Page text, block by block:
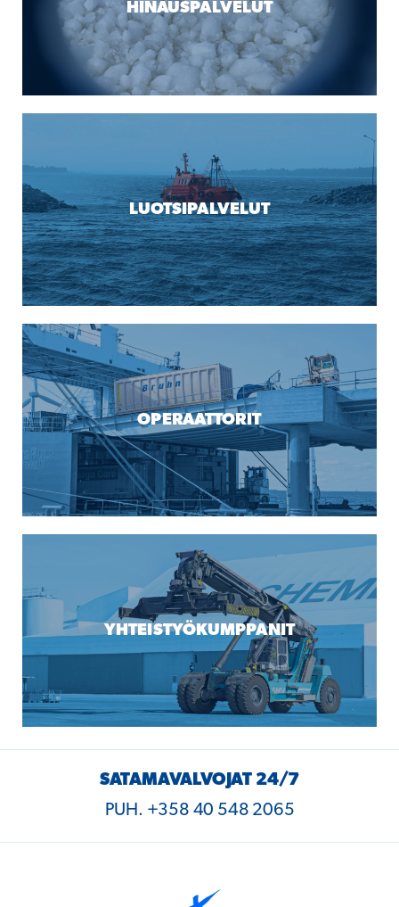
HINAUSPALVELUT
LUOTSIPALVELUT
OPERAATTORIT
YHTEISTYÖKUMPPANIT
SATAMAVALVOJAT 24/7
PUH. +358 40 548 2065